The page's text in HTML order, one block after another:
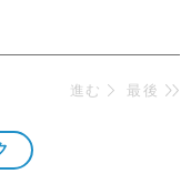
進む 最後